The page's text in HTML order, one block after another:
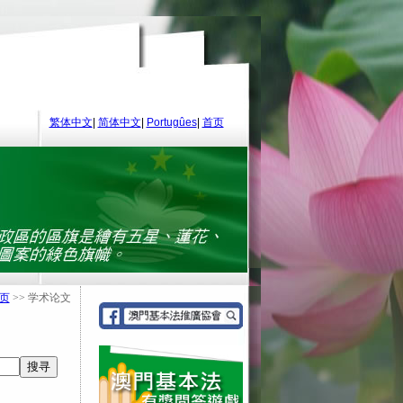
繁体中文 简体中文 Portugûes| 首页
>> 学术论文